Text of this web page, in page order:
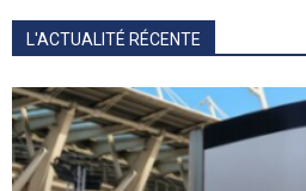
L'ACTUALITÉ RÉCENTE